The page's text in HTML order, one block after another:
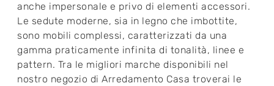
anche impersonale e privo di elementi accessori.
Le sedute moderne, sia in legno che imbottite,
sono mobili complessi, caratterizzati da una
gamma praticamente infinita di tonalità, linee e
pattern. Tra le migliori marche disponibili nel
nostro negozio di Arredamento Casa troverai le